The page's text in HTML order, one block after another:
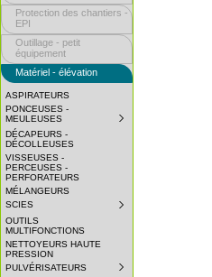
Protection des chantiers -
EPI
Outillage - petit
équipement
Matériel - élévation
ASPIRATEURS
PONCEUSES -
MEULEUSES
DÉCAPEURS -
DÉCOLLEUSES
VISSEUSES -
PERCEUSES -
PERFORATEURS
MÉLANGEURS
SCIES
OUTILS
MULTIFONCTIONS
NETTOYEURS HAUTE
PRESSION
PULVÉRISATEURS